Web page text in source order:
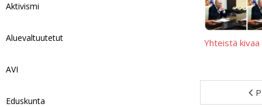
Yhteistä kivaa
Aktivismi
Aluevaltuutetut
AVI
Eduskunta